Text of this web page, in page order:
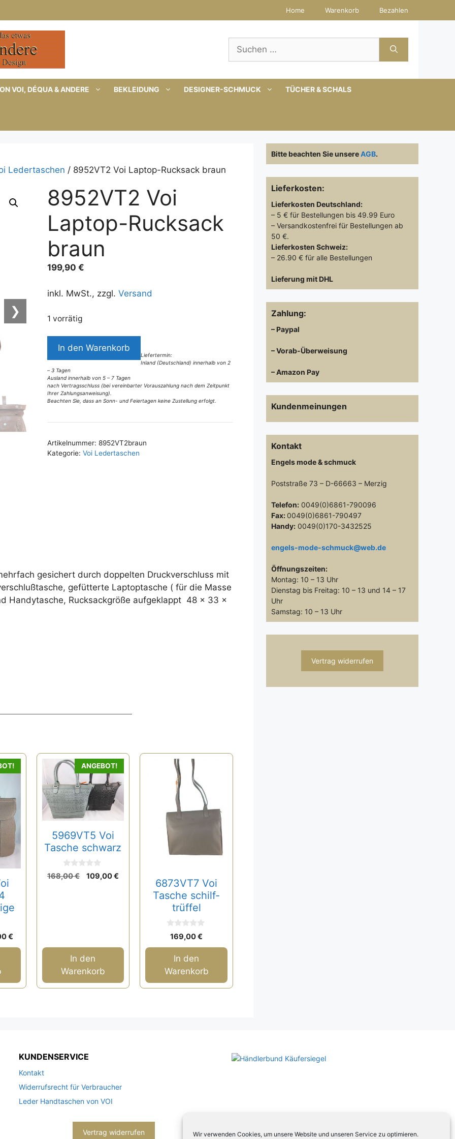
Wir verwenden Cookies, um unsere Website und unseren Service zu optimieren.
Home Warenkorb Bezahlen
Suchen
nach:
VOI, DÉQUA & ANDERE BEKLEIDUNG DESIGNER-SCHMUCK TÜCHER & SCHALS
Ledertaschen / 8952VT2 Voi Laptop-Rucksack braun
❯
8952VT2 Voi
Laptop-Rucksack
braun
199,90€
inkl. MwSt., zzgl.Versand
1 vorrätig
8952VT2
Laptop-
Rucksack
braun
Menge
In den Warenkorb
Liefertermin:
Inland (Deutschland) innerhalb von 2
– 3 Tagen
Ausland innerhalb von 5 – 7 Tagen
nach Vertragsschluss (bei vereinbarter Vorauszahlung nach dem Zeitpunkt
Ihrer Zahlungsanweisung).
Beachten Sie, dass an Sonn- und Feiertagen keine Zustellung erfolgt.
l
e
Artikelnummer:8952VT2braun
Kategorie:Voi Ledertaschen
gesichert durch doppelten Druckverschluss mit
gefütterte Laptoptasche ( für die Masse
Handytasche, Rucksackgröße aufgeklappt 48 x 33 x
€
€
Preis
ANGEBOT!
5969VT5 Voi
Tasche schwarz
0
v
168,00€
Ursprünglicher
109,00€Aktueller
In den
Warenkorb
6873VT7 Voi
Tasche schilf-
trüffel
0
o
169,00€
In den
Warenkorb
Bitte beachten Sie unsereAGB.
Lieferkosten:
Lieferkosten Deutschland:
– 5 € für Bestellungen bis 49.99 Euro
– Versandkostenfrei für Bestellungen ab
50 €.
Lieferkosten Schweiz:
– 26.90 € für alle Bestellungen
Lieferung mit DHL
Zahlung:
– Paypal
– Vorab-Überweisung
– Amazon Pay
Kundenmeinungen
Kontakt
Engels mode & schmuck
Poststraße 73 – D-66663 – Merzig
Telefon: 0049(0)6861-790096
Fax: 0049(0)6861-790497
Handy: 0049(0)170-3432525
engels-mode-schmuck@web.de
Öffnungszeiten:
Montag: 10 – 13 Uhr
Dienstag bis Freitag: 10 – 13 und 14 – 17
Uhr
Samstag: 10 – 13 Uhr
Vertrag widerrufen
KUNDENSERVICE
Kontakt
Widerrufsrecht für Verbraucher
Leder Handtaschen von VOI
Vertrag widerrufen